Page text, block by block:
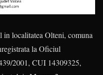
localitatea Olteni, comuna
la Oficiul
2001, CUI 14309325,